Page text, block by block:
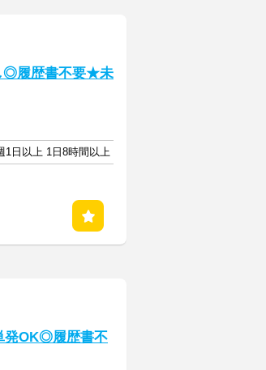
◎履歴書不要★未
1日以上 1日8時間以上
発OK◎履歴書不